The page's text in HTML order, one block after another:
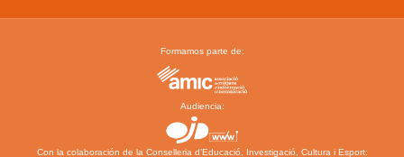
Formamos parte de:
Audiencia:
Con la colaboración de la Conselleria d’Educació, Investigació, Cultura i Esport: